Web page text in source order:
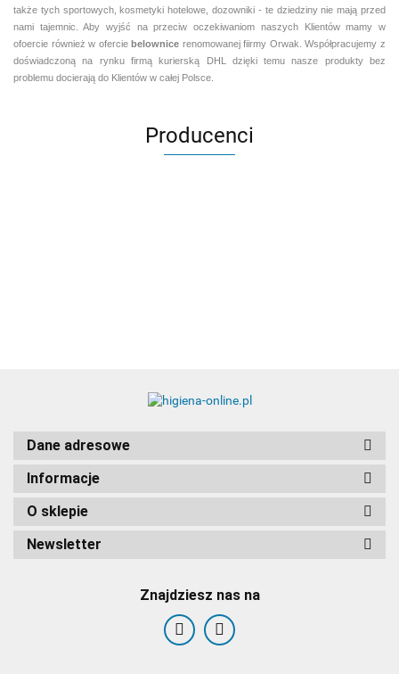
także tych sportowych, kosmetyki hotelowe, dozowniki - te dziedziny nie mają przed
nami tajemnic. Aby wyjść na przeciw oczekiwaniom naszych Klientów mamy w
ofoercie również w oferciebelownice renomowanej fiirmy Orwak. Współpracujemy z
doświadczoną na rynku firmą kurierską DHL dzięki temu nasze produkty bez
problemu docierają do Klientów w całej Polsce.
Producenci
Dane adresowe
Informacje
O sklepie
Newsletter
Znajdziesz nas na